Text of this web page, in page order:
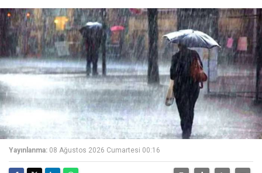
Yayınlanma: 08 Ağustos 2026 Cumartesi 00:16